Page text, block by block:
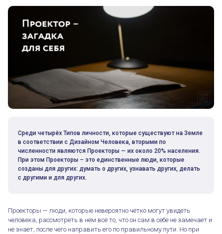
Среди четырёх Типов личности, которые существуют на Земле
в соответствии с Дизайном Человека, вторыми по
численности являются Проекторы — их около 20% населения.
При этом Проекторы – это единственные люди, которые
созданы для других: думать о других, узнавать других, делать
с другими и для других.
Проекторы — люди, которые невероятно чётко могут увидеть
человека, рассмотреть в нём всё то, что он сам в себе не замечает и
не знает, после чего направить его по правильному пути. Но при